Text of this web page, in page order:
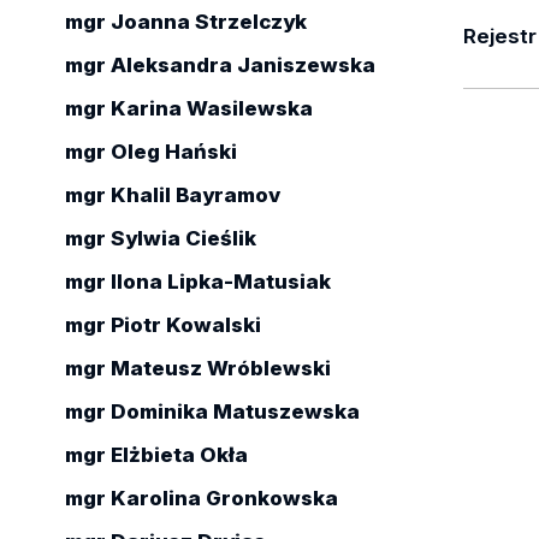
mgr Joanna Strzelczyk
mgr Aleksandra Janiszewska
mgr Karina Wasilewska
mgr Oleg Hański
mgr Khalil Bayramov
mgr Sylwia Cieślik
mgr Ilona Lipka-Matusiak
mgr Piotr Kowalski
mgr Mateusz Wróblewski
mgr Dominika Matuszewska
mgr Elżbieta Okła
mgr Karolina Gronkowska